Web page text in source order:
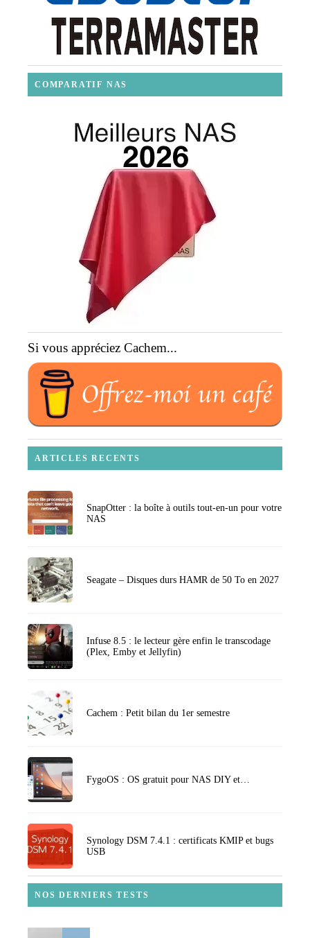
COMPARATIF NAS
Si vous appréciez Cachem...
ARTICLES RECENTS
SnapOtter : la boîte à outils tout-en-un pour votre
NAS
Seagate – Disques durs HAMR de 50 To en 2027
Infuse 8.5 : le lecteur gère enfin le transcodage
(Plex, Emby et Jellyfin)
Cachem : Petit bilan du 1er semestre
FygoOS : OS gratuit pour NAS DIY et…
Synology DSM 7.4.1 : certificats KMIP et bugs
USB
NOS DERNIERS TESTS